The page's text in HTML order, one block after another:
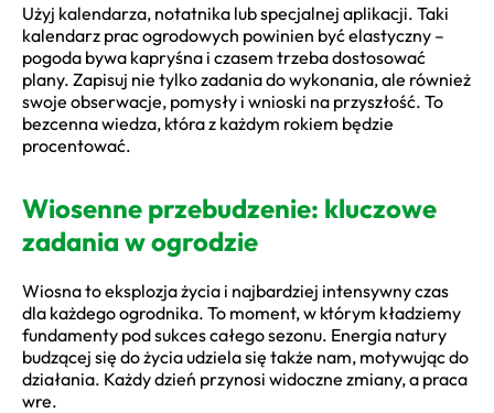
Użyj kalendarza, notatnika lub specjalnej aplikacji. Taki
kalendarz prac ogrodowych powinien być elastyczny –
pogoda bywa kapryśna i czasem trzeba dostosować
plany. Zapisuj nie tylko zadania do wykonania, ale również
swoje obserwacje, pomysły i wnioski na przyszłość. To
bezcenna wiedza, która z każdym rokiem będzie
procentować.
Wiosenne przebudzenie: kluczowe
zadania w ogrodzie
Wiosna to eksplozja życia i najbardziej intensywny czas
dla każdego ogrodnika. To moment, w którym kładziemy
fundamenty pod sukces całego sezonu. Energia natury
budzącej się do życia udziela się także nam, motywując do
działania. Każdy dzień przynosi widoczne zmiany, a praca
wre.